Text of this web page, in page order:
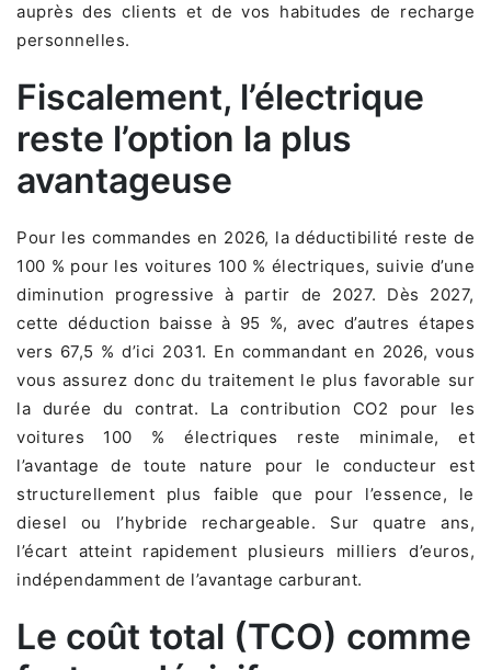
auprès des clients et de vos habitudes de recharge
personnelles.
Fiscalement, l’électrique
reste l’option la plus
avantageuse
Pour les commandes en 2026, la déductibilité reste de
100 % pour les voitures 100 % électriques, suivie d’une
diminution progressive à partir de 2027. Dès 2027,
cette déduction baisse à 95 %, avec d’autres étapes
vers 67,5 % d’ici 2031. En commandant en 2026, vous
vous assurez donc du traitement le plus favorable sur
la durée du contrat. La contribution CO2 pour les
voitures 100 % électriques reste minimale, et
l’avantage de toute nature pour le conducteur est
structurellement plus faible que pour l’essence, le
diesel ou l’hybride rechargeable. Sur quatre ans,
l’écart atteint rapidement plusieurs milliers d’euros,
indépendamment de l’avantage carburant.
Le coût total (TCO) comme